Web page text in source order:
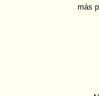
más